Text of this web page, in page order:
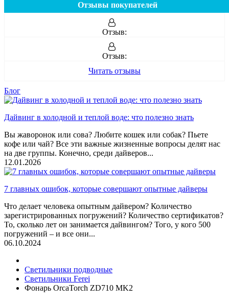
Отзывы покупателей
Отзыв:
Отзыв:
Читать отзывы
Блог
Дайвинг в холодной и теплой воде: что полезно знать
Вы жаворонок или сова? Любите кошек или собак? Пьете
кофе или чай? Все эти важные жизненные вопросы делят нас
на две группы. Конечно, среди дайверов...
12.01.2026
7 главных ошибок, которые совершают опытные дайверы
Что делает человека опытным дайвером? Количество
зарегистрированных погружений? Количество сертификатов?
То, сколько лет он занимается дайвингом? Того, у кого 500
погружений – и все они...
06.10.2024
Светильники подводные
Светильники Ferei
Фонарь OrcaTorch ZD710 MK2